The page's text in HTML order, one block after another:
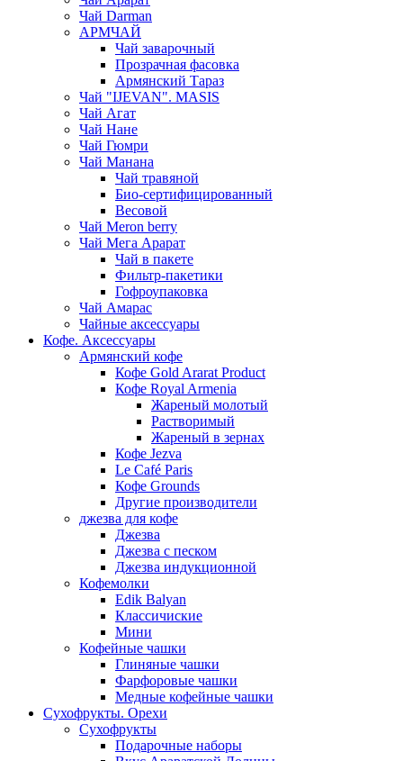
Чай Darman
АРМЧАЙ
Чай заварочный
Прозрачная фасовка
Армянский Тараз
Чай "IJEVAN". MASIS
Чай Агат
Чай Нане
Чай Гюмри
Чай Манана
Чай травяной
Био-сертифицированный
Весовой
Чай Meron berry
Чай Мега Арарат
Чай в пакете
Фильтр-пакетики
Гофроупаковка
Чай Амарас
Чайные аксессуары
Кофе. Аксессуары
Армянский кофе
Кофе Gold Ararat Product
Кофе Royal Armenia
Жареный молотый
Растворимый
Жареный в зернах
Кофе Jezva
Le Café Paris
Кофе Grounds
Другие производители
джезва для кофе
Джезва
Джезва с песком
Джезва индукционной
Кофемолки
Edik Balyan
Классичиские
Мини
Кофейные чашки
Глиняные чашки
Фарфоровые чашки
Медные кофейные чашки
Сухофрукты. Орехи
Сухофрукты
Подарочные наборы